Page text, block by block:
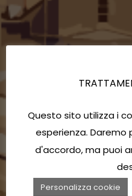
Questo sito utilizza i
esperienza.
d'accordo, ma puoi
Personalizza cookie